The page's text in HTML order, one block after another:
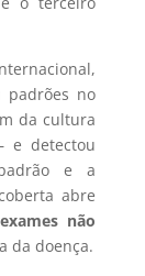
padrões no
da cultura
e detectou
e a
abre
exames não
da doença.